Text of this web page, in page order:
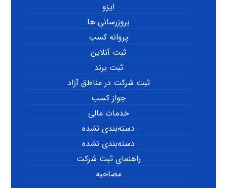
ایزو
بروزرسانی ها
پروانه کسب
ثبت آنلاین
ثبت برند
ثبت شرکت در مناطق آزاد
جواز کسب
خدمات مالی
دسته‌بندی نشده
دسته‌بندی نشده
راهنمای ثبت شرکت
مصاحبه